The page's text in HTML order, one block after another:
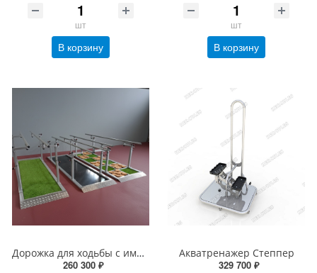
шт
В корзину
шт
В корзину
Дорожка для ходьбы с имитацией неровной поверхности 3 x 1 м
260 300 ₽
Акватренажер Степпер
329 700 ₽